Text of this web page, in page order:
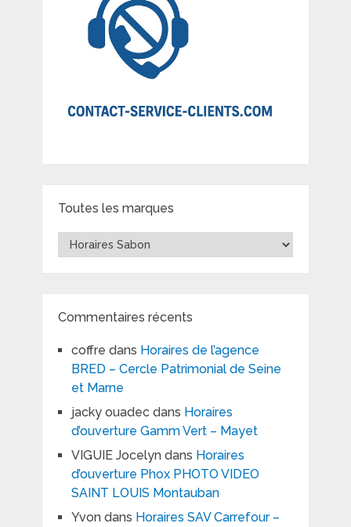
Toutes les marques
Toutes
les
Commentaires récents
coffre dans Horaires de l’agence
BRED – Cercle Patrimonial de Seine
et Marne
jacky ouadecdans Horaires
d’ouverture Gamm Vert – Mayet
VIGUIE Jocelyndans Horaires
d’ouverture Phox PHOTO VIDEO
SAINT LOUIS Montauban
Yvondans Horaires SAV Carrefour –